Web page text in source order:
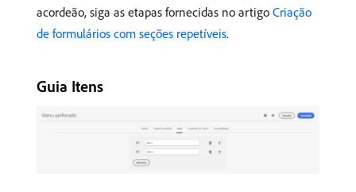
acordeão, siga as etapas fornecidas no artigo Criação
de formulários com seções repetíveis.
Guia Itens